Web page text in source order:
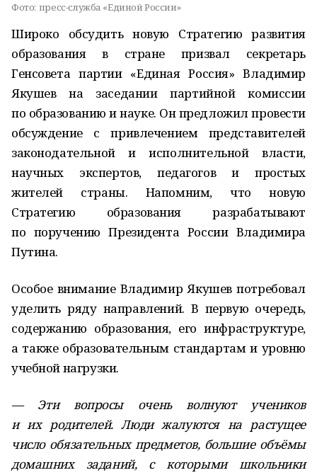
Фото: пресс-служба «Единой России»
Широко обсудить новую Стратегию развития
образования в стране призвал секретарь
Генсовета партии «Единая Россия» Владимир
Якушев на заседании партийной комиссии
по образованию и науке. Он предложил провести
обсуждение с привлечением представителей
законодательной и исполнительной власти,
научных экспертов, педагогов и простых
жителей страны. Напомним, что новую
Стратегию образования разрабатывают
по поручению Президента России Владимира
Путина.
Особое внимание Владимир Якушев потребовал
уделить ряду направлений. В первую очередь,
содержанию образования, его инфраструктуре,
а также образовательным стандартам и уровню
учебной нагрузки.
— Эти вопросы очень волнуют учеников
и их родителей. Люди жалуются на растущее
число обязательных предметов, большие объёмы
домашних заданий, с которыми школьники